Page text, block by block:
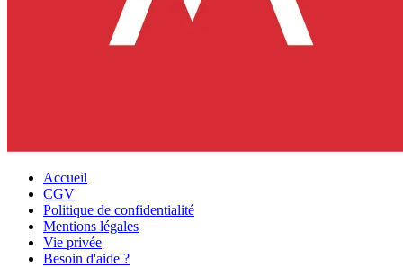
Accueil
CGV
Politique de confidentialité
Mentions légales
Vie privée
Besoin d'aide ?